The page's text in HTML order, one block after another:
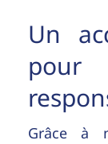
Un
Grâce à